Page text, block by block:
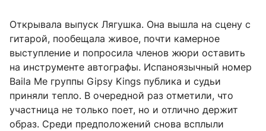
Открывала выпуск Лягушка. Она вышла на сцену с
гитарой, пообещала живое, почти камерное
выступление и попросила членов жюри оставить
на инструменте автографы. Испаноязычный номер
Baila Me группы Gipsy Kings публика и судьи
приняли тепло. В очередной раз отметили, что
участница не только поет, но и отлично держит
образ. Среди предположений снова всплыли